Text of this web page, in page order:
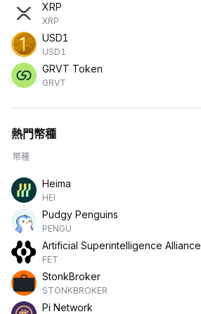
XRP
XRP
USD1
USD1
GRVT Token
GRVT
熱門幣種
幣種
Heima
HEI
Pudgy Penguins
PENGU
Artificial Superintelligence Alliance
FET
StonkBroker
STONKBROKER
Pi Network